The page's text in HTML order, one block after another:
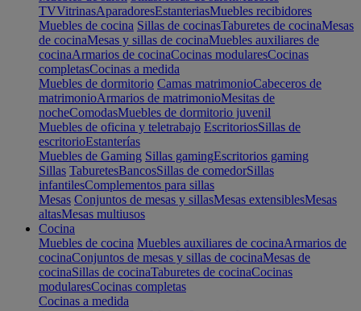
TVVitrinasAparadoresEstanteriasMuebles recibidores
Muebles de cocina Sillas de cocinasTaburetes de cocinaMesas
de cocinaMesas y sillas de cocinaMuebles auxiliares de
cocinaArmarios de cocinaCocinas modularesCocinas
completasCocinas a medida
Muebles de dormitorio Camas matrimonioCabeceros de
matrimonioArmarios de matrimonioMesitas de
nocheComodasMuebles de dormitorio juvenil
Muebles de oficina y teletrabajo EscritoriosSillas de
escritorioEstanterías
Muebles de Gaming Sillas gamingEscritorios gaming
Sillas TaburetesBancosSillas de comedorSillas
infantilesComplementos para sillas
Mesas Conjuntos de mesas y sillasMesas extensiblesMesas
altasMesas multiusos
Cocina
Muebles de cocina Muebles auxiliares de cocinaArmarios de
cocinaConjuntos de mesas y sillas de cocinaMesas de
cocinaSillas de cocinaTaburetes de cocinaCocinas
modularesCocinas completas
Cocinas a medida